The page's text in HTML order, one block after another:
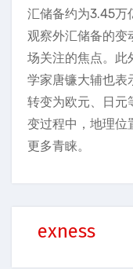
汇储备约为3.45万
观察外汇储备的变
场关注的焦点。此
学家唐镰大辅也表
转变为欧元、日元
变过程中，地理位
更多青睐。
exness